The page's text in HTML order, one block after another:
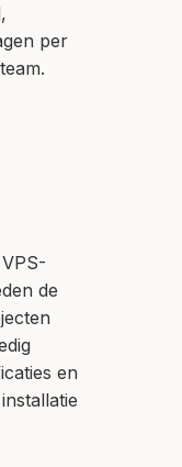
per
de
en